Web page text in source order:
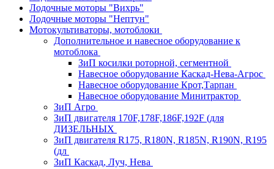
Лодочные моторы "Вихрь"
Лодочные моторы "Нептун"
Мотокультиваторы, мотоблоки
Дополнительное и навесное оборудование к
мотоблока
ЗиП косилки роторной, сегментной
Навесное оборудование Каскад-Нева-Агрос
Навесное оборудование Крот,Тарпан
Навесное оборудование Минитрактор
ЗиП Агро
ЗиП двигателя 170F,178F,186F,192F (для
ДИЗЕЛЬНЫХ
ЗиП двигателя R175, R180N, R185N, R190N, R195
(дл
ЗиП Каскад, Луч, Нева